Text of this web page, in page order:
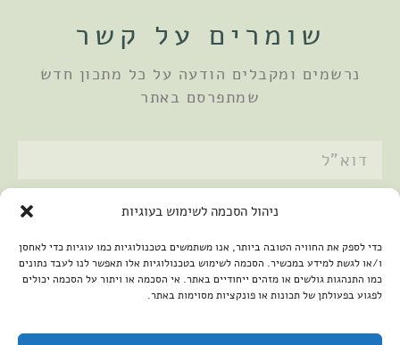
ניהול הסכמה לשימוש בעוגיות
כדי לספק את החוויה הטובה ביותר, אנו משתמשים בטכנולוגיות כמו עוגיות כדי לאחסן
ו/או לגשת למידע במכשיר. הסכמה לשימוש בטכנולוגיות אלו תאפשר לנו לעבד נתונים
כמו התנהגות גולשים או מזהים ייחודיים באתר. אי הסכמה או ויתור על הסכמה יכולים
לפגוע בפעולתן של תכונות או פונקציות מסוימות באתר.
שומרים על קשר
נרשמים ומקבלים הודעה על כל מתכון חדש
שמתפרסם באתר
אני מאשר/ת אתמדיניות הפרטיות
שלחתי